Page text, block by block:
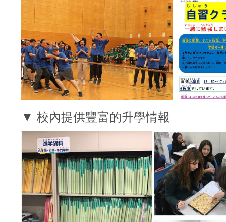
▼ 校內提供豐富的升學情報